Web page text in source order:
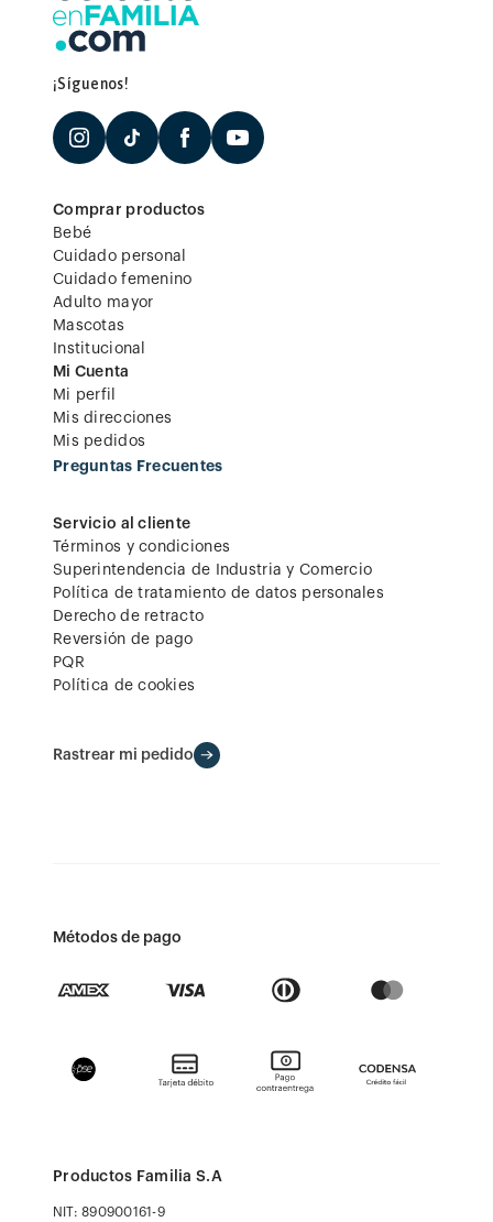
¡Síguenos!
Comprar productos
Bebé
Cuidado personal
Cuidado femenino
Adulto mayor
Mascotas
Institucional
Mi Cuenta
Mi perfil
Mis direcciones
Mis pedidos
Preguntas Frecuentes
Servicio al cliente
Términos y condiciones
Superintendencia de Industria y Comercio
Política de tratamiento de datos personales
Derecho de retracto
Reversión de pago
PQR
Política de cookies
Rastrear mi pedido
Métodos de pago
Productos Familia S.A
NIT: 890900161-9